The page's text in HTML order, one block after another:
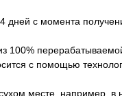
с момента
100%
с помощью
месте, например, в